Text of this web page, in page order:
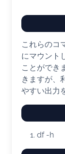
これらのコ
にマウント
ことができ
きますが、
やすい出力
df -h